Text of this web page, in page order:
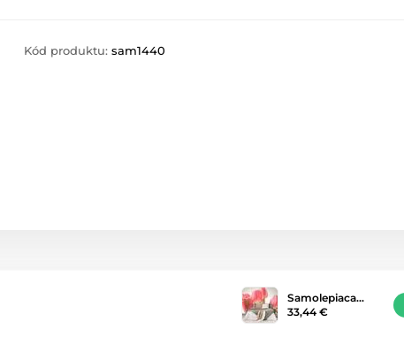
Kód produktu: sam1440
Samolepiaca…
33,44 €